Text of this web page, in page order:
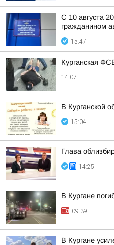
С 10 августа
гражданином
15:47
Курганская
14:07
В Курганской
15:04
Глава
14:25
В Кургане
09:39
В Кургане